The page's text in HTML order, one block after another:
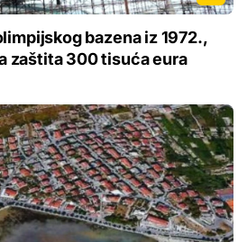
bazena iz 1972.,
zaštita 300 tisuća eura